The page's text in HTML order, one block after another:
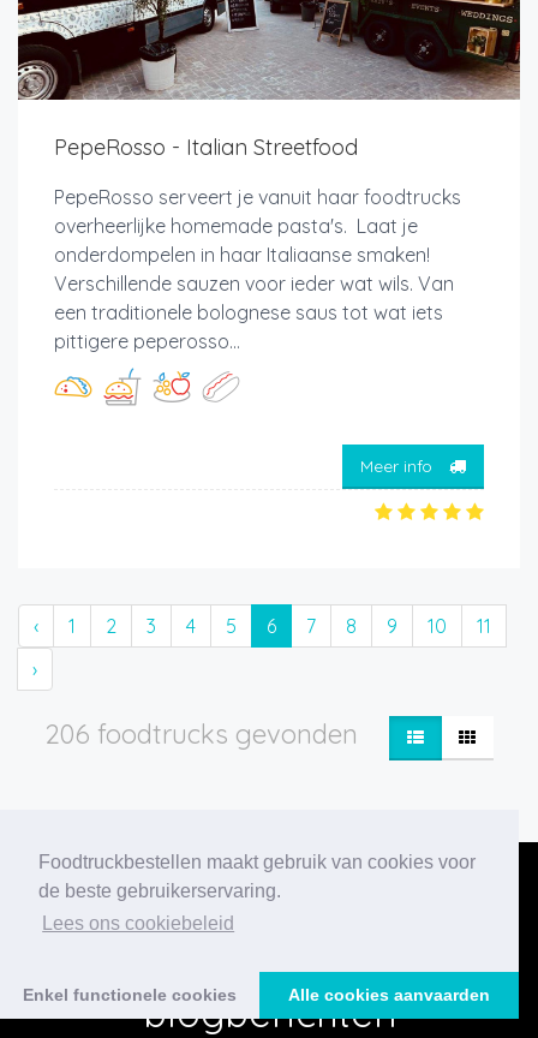
Foodtruckbestellen maakt gebruik van cookies voor
de beste gebruikerservaring.
Lees ons cookiebeleid
Enkel functionele cookies Alle cookies aanvaarden
PepeRosso - Italian Streetfood
PepeRosso serveert je vanuit haar foodtrucks
overheerlijke homemade pasta's. Laat je
onderdompelen in haar Italiaanse smaken!
Verschillende sauzen voor ieder wat wils. Van
een traditionele bolognese saus tot wat iets
pittigere peperosso...
Meer info
‹ 1 2 3 4 5 6 7 8 9 10
11
›
206 foodtrucks gevonden
Onze nieuwste
blogberichten